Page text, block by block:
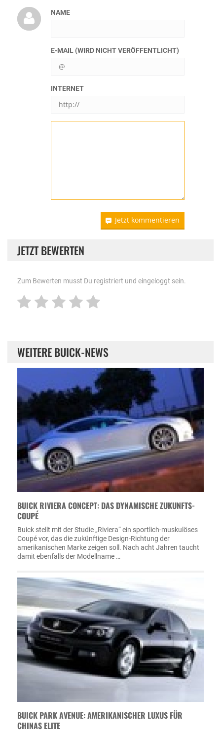
NAME
E-MAIL (WIRD NICHT VERÖFFENTLICHT)
INTERNET
Jetzt kommentieren
JETZT BEWERTEN
Zum Bewerten musst Du registriert und eingeloggt sein.
WEITERE BUICK-NEWS
BUICK RIVIERA CONCEPT: DAS DYNAMISCHE ZUKUNFTS-
COUPÉ
Buick stellt mit der Studie „Riviera“ ein sportlich-muskulöses
Coupé vor, das die zukünftige Design-Richtung der
amerikanischen Marke zeigen soll. Nach acht Jahren taucht
damit ebenfalls der Modellname …
BUICK PARK AVENUE: AMERIKANISCHER LUXUS FÜR
CHINAS ELITE